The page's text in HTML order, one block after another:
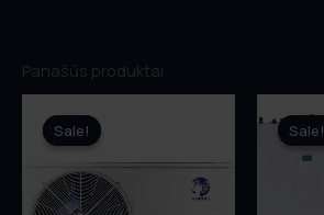
Siųsti Užklausą
Panašūs produktai
Sale!
Sale!
6178,26 €.4634,30 €.
Sale!
Sale!